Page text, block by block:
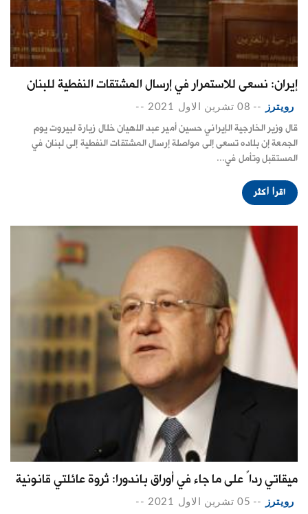
إيران: نسعى للاستمرار في إرسال المشتقات النفطية للبنان
رويترز -- 08 تشرين الاول 2021 --
قال وزير الخارجية الإيراني حسين أمير عبد اللهيان خلال زيارة لبيروت يوم
الجمعة إن بلاده تسعى إلى مواصلة إرسال المشتقات النفطية إلى لبنان في
المستقبل وتأمل في...
اقرأ أكثر
ميقاتي رداً على ما جاء في أوراق باندورا: ثروة عائلتي قانونية
رويترز -- 05 تشرين الاول 2021 --